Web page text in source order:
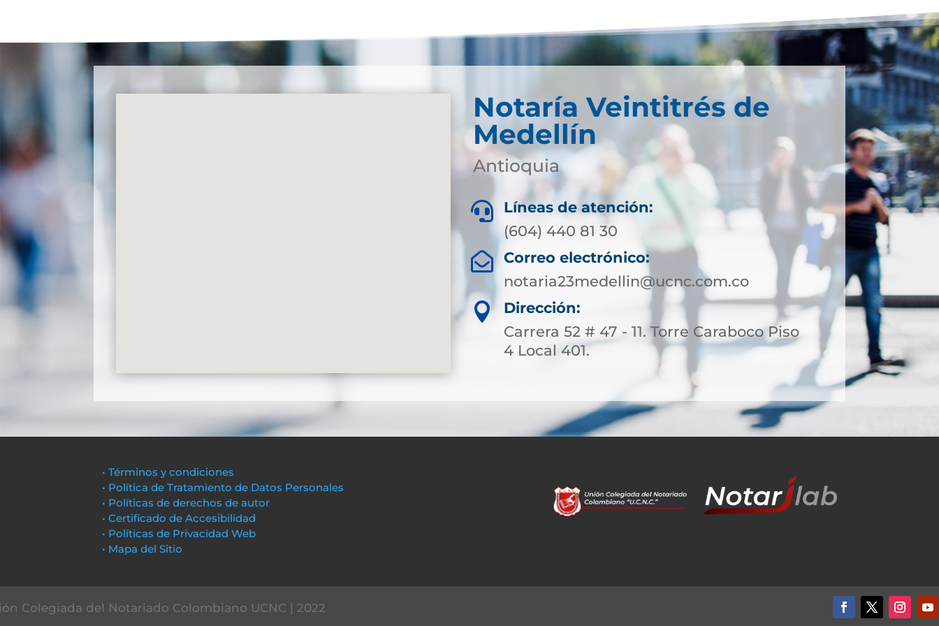
Notaría Veintitrés de
Medellín
Antioquia

Líneas de atención:
(604) 440 81 30

Correo electrónico:
notaria23medellin@ucnc.com.co

Dirección:
Carrera 52 # 47 - 11. Torre Caraboco Piso
4 Local 401.
• Términos y condiciones
• Política de Tratamiento de Datos Personales
• Políticas de derechos de autor
• Certificado de Accesibilidad
• Políticas de Privacidad Web
• Mapa del Sitio
Colegiada del Notariado Colombiano UCNC | 2022